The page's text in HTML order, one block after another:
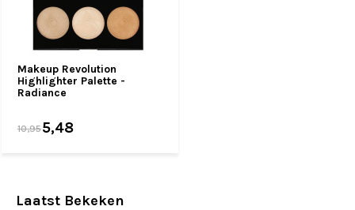
Makeup Revolution
Highlighter Palette -
Radiance
10,955,48
Laatst Bekeken